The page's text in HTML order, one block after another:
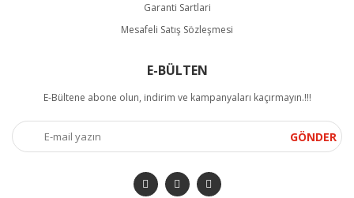
Garanti Sartlari
Mesafeli Satış Sözleşmesi
E-BÜLTEN
E-Bültene abone olun, indirim ve kampanyaları kaçırmayın.!!!
GÖNDER